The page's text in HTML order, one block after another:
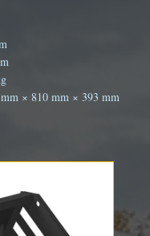
mm × 810 mm × 393 mm